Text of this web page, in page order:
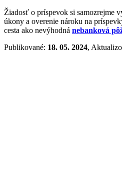
Žiadosť o príspevok si samozrejme
úkony a overenie nároku na
cesta ako nevýhodná nebanková
Publikované: 18. 05. 2024,